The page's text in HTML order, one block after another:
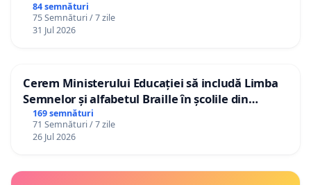
84 semnături
75 Semnături / 7 zile
31 Jul 2026
Cerem Ministerului Educației să includă Limba
Semnelor și alfabetul Braille în școlile din
Republica Moldova!
169 semnături
71 Semnături / 7 zile
26 Jul 2026